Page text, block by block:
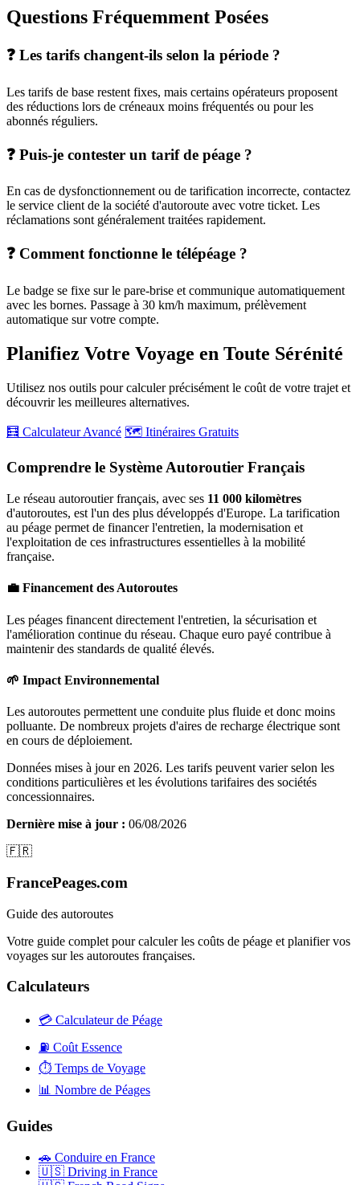
Questions Fréquemment Posées
❓ Les tarifs changent-ils selon la période ?
Les tarifs de base restent fixes, mais certains opérateurs proposent
des réductions lors de créneaux moins fréquentés ou pour les
abonnés réguliers.
❓ Puis-je contester un tarif de péage ?
En cas de dysfonctionnement ou de tarification incorrecte, contactez
le service client de la société d'autoroute avec votre ticket. Les
réclamations sont généralement traitées rapidement.
❓ Comment fonctionne le télépéage ?
Le badge se fixe sur le pare-brise et communique automatiquement
avec les bornes. Passage à 30 km/h maximum, prélèvement
automatique sur votre compte.
Planifiez Votre Voyage en Toute Sérénité
Utilisez nos outils pour calculer précisément le coût de votre trajet et
découvrir les meilleures alternatives.
🧮 Calculateur Avancé 🗺️ Itinéraires Gratuits
Comprendre le Système Autoroutier Français
Le réseau autoroutier français, avec ses 11 000 kilomètres
d'autoroutes, est l'un des plus développés d'Europe. La tarification
au péage permet de financer l'entretien, la modernisation et
l'exploitation de ces infrastructures essentielles à la mobilité
française.
💼 Financement des Autoroutes
Les péages financent directement l'entretien, la sécurisation et
l'amélioration continue du réseau. Chaque euro payé contribue à
maintenir des standards de qualité élevés.
🌱 Impact Environnemental
Les autoroutes permettent une conduite plus fluide et donc moins
polluante. De nombreux projets d'aires de recharge électrique sont
en cours de déploiement.
Données mises à jour en 2026. Les tarifs peuvent varier selon les
conditions particulières et les évolutions tarifaires des sociétés
concessionnaires.
Dernière mise à jour : 06/08/2026
🇫🇷
FrancePeages.com
Guide des autoroutes
Votre guide complet pour calculer les coûts de péage et planifier vos
voyages sur les autoroutes françaises.
Calculateurs
💳 Calculateur de Péage
⛽ Coût Essence
⏱️ Temps de Voyage
📊 Nombre de Péages
Guides
🚗 Conduire en France
🇺🇸 Driving in France